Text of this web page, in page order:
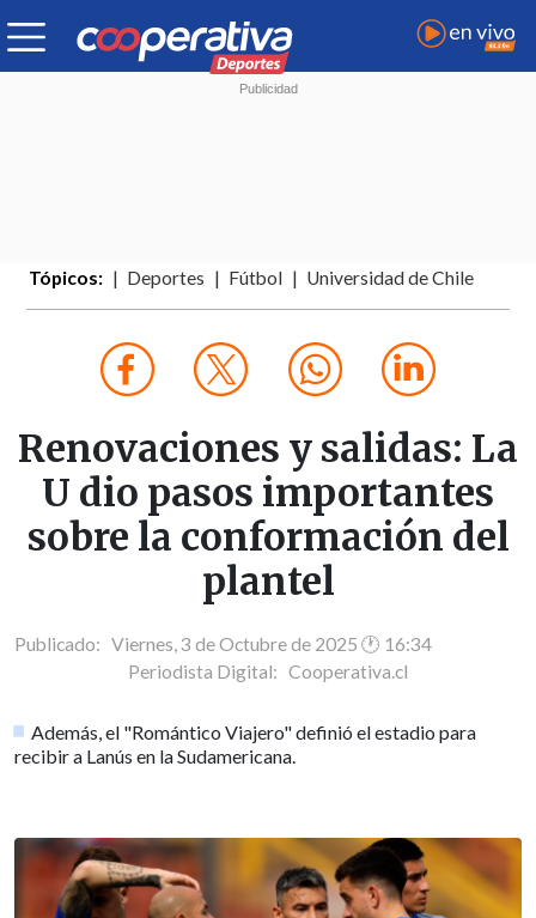
Tópicos: Deportes Fútbol Universidad de Chile
Renovaciones y salidas: La
U dio pasos importantes
sobre la conformación del
plantel
Publicado: Viernes, 3 de Octubre de 2025 🕐 16:34
Periodista Digital: Cooperativa.cl
Además, el "Romántico Viajero" definió el estadio para
recibir a Lanús en la Sudamericana.